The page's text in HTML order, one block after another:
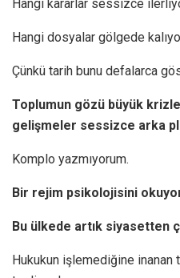
Hangi kararlar sessizce
Hangi dosyalar gölgede
Çünkü tarih bunu defalarca
Toplumun gözü büyük
gelişmeler sessizce arka
Komplo yazmıyorum.
Bir rejim psikolojisini
Bu ülkede artık siyasetten
Hukukun işlemediğine inanan